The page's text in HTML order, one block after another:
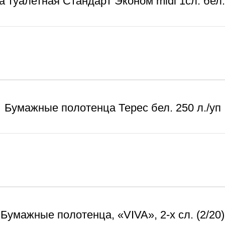
Бумажные полотенца Терес бел. 250 л./уп
Бумажные полотенца, «VIVA», 2-х сл. (2/20)